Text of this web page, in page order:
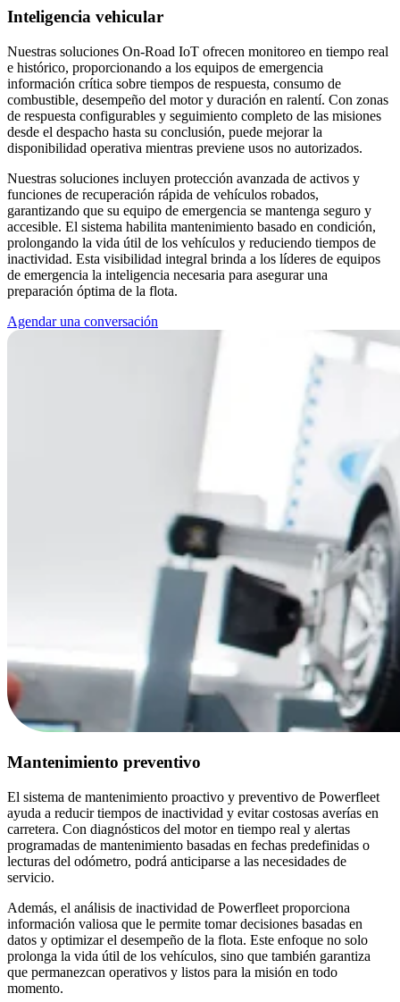
Inteligencia vehicular
Nuestras soluciones On-Road IoT ofrecen monitoreo en tiempo real
e histórico, proporcionando a los equipos de emergencia
información crítica sobre tiempos de respuesta, consumo de
combustible, desempeño del motor y duración en ralentí. Con zonas
de respuesta configurables y seguimiento completo de las misiones
desde el despacho hasta su conclusión, puede mejorar la
disponibilidad operativa mientras previene usos no autorizados.
Nuestras soluciones incluyen protección avanzada de activos y
funciones de recuperación rápida de vehículos robados,
garantizando que su equipo de emergencia se mantenga seguro y
accesible. El sistema habilita mantenimiento basado en condición,
prolongando la vida útil de los vehículos y reduciendo tiempos de
inactividad. Esta visibilidad integral brinda a los líderes de equipos
de emergencia la inteligencia necesaria para asegurar una
preparación óptima de la flota.
Agendar una conversación
Mantenimiento preventivo
El sistema de mantenimiento proactivo y preventivo de Powerfleet
ayuda a reducir tiempos de inactividad y evitar costosas averías en
carretera. Con diagnósticos del motor en tiempo real y alertas
programadas de mantenimiento basadas en fechas predefinidas o
lecturas del odómetro, podrá anticiparse a las necesidades de
servicio.
Además, el análisis de inactividad de Powerfleet proporciona
información valiosa que le permite tomar decisiones basadas en
datos y optimizar el desempeño de la flota. Este enfoque no solo
prolonga la vida útil de los vehículos, sino que también garantiza
que permanezcan operativos y listos para la misión en todo
momento.